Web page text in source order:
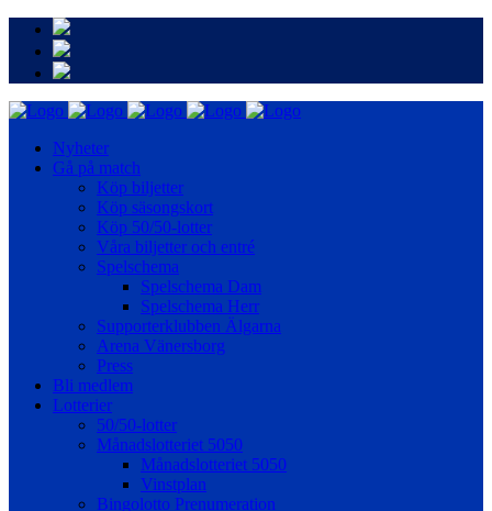
Nyheter
Gå på match
Köp biljetter
Köp säsongskort
Köp 50/50-lotter
Våra biljetter och entré
Spelschema
Spelschema Dam
Spelschema Herr
Supporterklubben Älgarna
Arena Vänersborg
Press
Bli medlem
Lotterier
50/50-lotter
Månadslotteriet 5050
Månadslotteriet 5050
Vinstplan
Bingolotto Prenumeration